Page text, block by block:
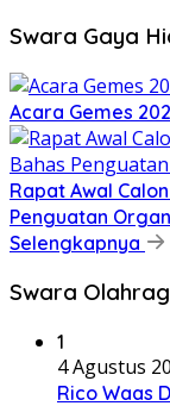
Swara Gaya
Acara Gemes
Rapat Awal
Penguatan
Selengkapnya
Swara
1
4 Agustus
Rico Waas